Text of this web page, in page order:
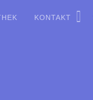
KONTAKT